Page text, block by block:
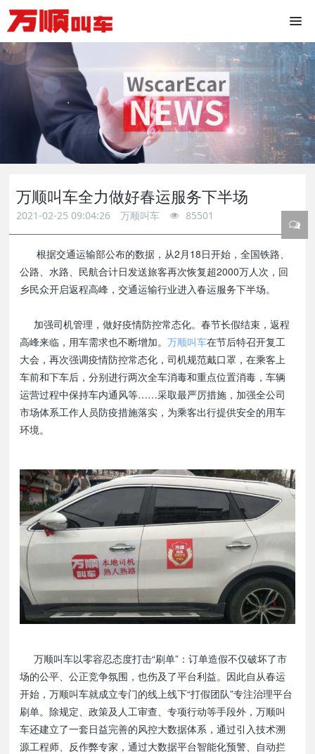
万顺叫车全力做好春运服务下半场
2021-02-25 09:04:26 万顺叫车 85501
根据交通运输部公布的数据，从2月18日开始，全国铁路、
公路、水路、民航合计日发送旅客再次恢复超2000万人次，回
乡民众开启返程高峰，交通运输行业进入春运服务下半场。
加强司机管理，做好疫情防控常态化。春节长假结束，返程
高峰来临，用车需求也不断增加。万顺叫车在节后特召开复工
大会，再次强调疫情防控常态化，司机规范戴口罩，在乘客上
车前和下车后，分别进行两次全车消毒和重点位置消毒，车辆
运营过程中保持车内通风等……采取最严厉措施，加强全公司
市场体系工作人员防疫措施落实，为乘客出行提供安全的用车
环境。
万顺叫车以零容忍态度打击“刷单”：订单造假不仅破坏了市
场的公平、公正竞争氛围，也伤及了平台利益。因此自从春运
开始，万顺叫车就成立专门的线上线下“打假团队”专注治理平台
刷单。除规定、政策及人工审查、专项行动等手段外，万顺叫
车还建立了一套日益完善的风控大数据体系，通过引入技术溯
源工程师、反作弊专家，通过大数据平台智能化预警、自动拦